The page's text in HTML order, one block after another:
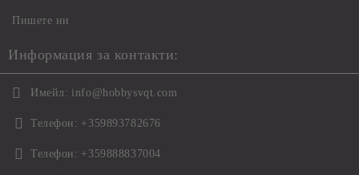
Пишете ни
Информация за контакти:
Имейл: info@hobbysvqt.com
Телефон: +359893782676
Телефон: +359888837004